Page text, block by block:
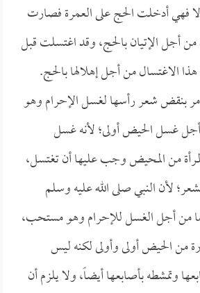
فهي أدخلت الحج على العمرة فصارت
من أجل الإتيان بالحج، وقد اغتسلت قبل
الاغتسال من أجل إهلالها بالحج.
بنقض شعر رأسها لغسل الإحرام وهو
غسل الحيض أولى؛ لأنه غسل
من المحيض وجب عليها أن تغتسل،
لأن النبي صلى الله عليه وسلم
من أجل الغسل للإحرام وهو مستحب،
من الحيض أولى وأولى لكنه ليس
وتمشطه بأصابعها أيضاً، ولا يلزم أن